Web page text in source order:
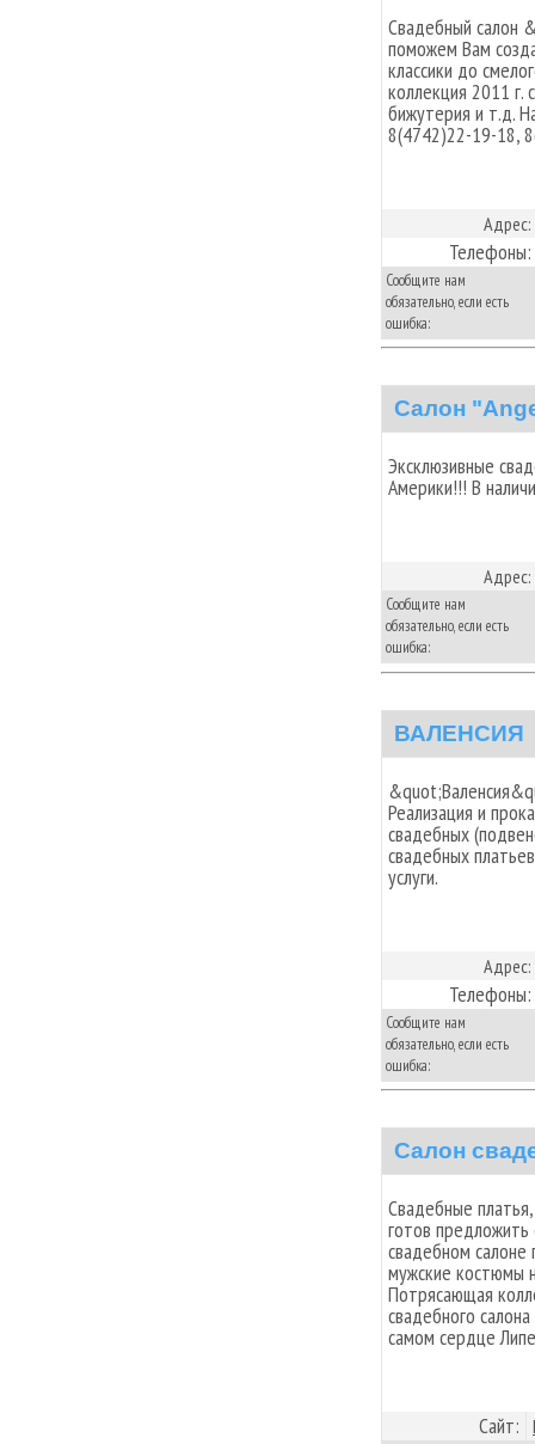
Свадебный салон
поможем Вам
классики до
коллекция 2011 г.
бижутерия и т.д.
8(4742)22-19-18,
Адрес:
Телефоны:
Сообщите нам
обязательно, если есть
ошибка:
Салон
Эксклюзивные
Америки!!! В
Адрес:
Сообщите нам
обязательно, если есть
ошибка:
ВАЛЕНСИЯ
Реализация и
свадебных
свадебных
услуги.
Адрес:
Телефоны:
Сообщите нам
обязательно, если есть
ошибка:
Салон
Cвадебные
готов предложить
свадебном салоне
мужские костюмы
Потрясающая
свадебного
самом сердце
Сайт: